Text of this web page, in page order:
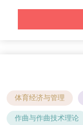
体育经济与管理
作曲与作曲技术理论